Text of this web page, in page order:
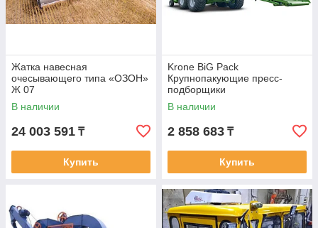
Жатка навесная
очесывающего типа «ОЗОН»
Ж 07
В наличии
24 003 591 ₸
Купить
Krone BiG Pack
Крупнопакующие пресс-
подборщики
В наличии
2 858 683 ₸
Купить